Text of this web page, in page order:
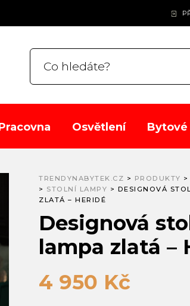
Osvětlení
TRENDYNABYTEK.CZ > PRODUKTY >
> STOLNÍ LAMPY > DESIGNOVÁ
ZLATÁ – HERIDÉ
Designová
lampa zlatá –
4 950 Kč